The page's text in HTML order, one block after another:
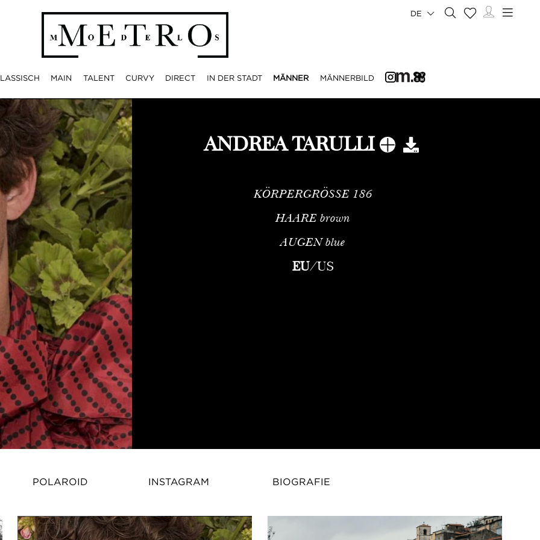
MAIN TALENT CURVY DIRECT IN DER STADT MÄNNER MÄNNERBILD
DE
ANDREA TARULLI
KÖRPERGRÖSSE 186
HAARE brown
AUGEN blue
EU/US
Andrea Tarulli Biografie: Fotomodell mit Raffinierter Redaktioneller PräsenzAndrea Tarulli
POLAROID INSTAGRAM BIOGRAFIE